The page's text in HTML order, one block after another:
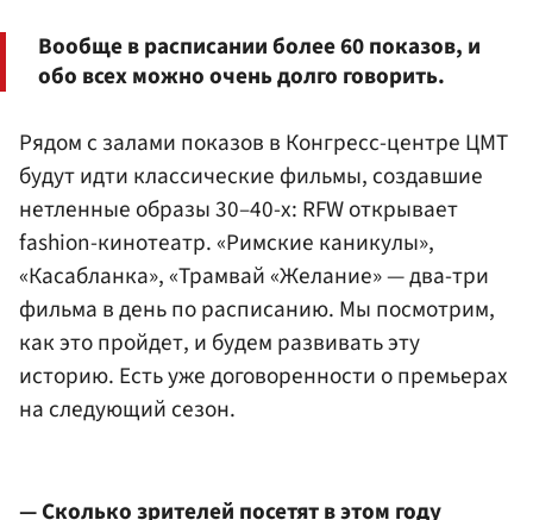
Вообще в расписании более 60 показов, и
обо всех можно очень долго говорить.
Рядом с залами показов в Конгресс-центре ЦМТ
будут идти классические фильмы, создавшие
нетленные образы 30–40-х: RFW открывает
fashion-кинотеатр. «Римские каникулы»,
«Касабланка», «Трамвай «Желание» — два-три
фильма в день по расписанию. Мы посмотрим,
как это пройдет, и будем развивать эту
историю. Есть уже договоренности о премьерах
на следующий сезон.
— Сколько зрителей посетят в этом году